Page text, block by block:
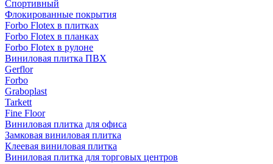
Спортивный
Флокированные покрытия
Forbo Flotex в плитках
Forbo Flotex в планках
Forbo Flotex в рулоне
Виниловая плитка ПВХ
Gerflor
Forbo
Graboplast
Tarkett
Fine Floor
Виниловая плитка для офиса
Замковая виниловая плитка
Клеевая виниловая плитка
Виниловая плитка для торговых центров